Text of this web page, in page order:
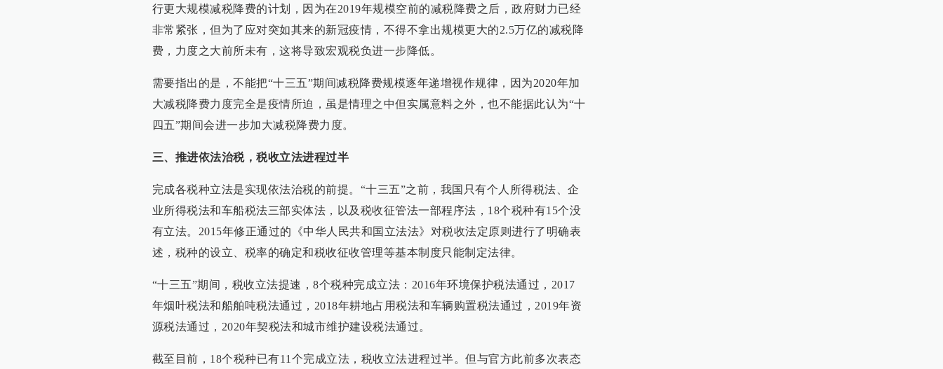
行更大规模减税降费的计划，因为在2019年规模空前的减税降费之后，政府财力已经
非常紧张，但为了应对突如其来的新冠疫情，不得不拿出规模更大的2.5万亿的减税降
费，力度之大前所未有，这将导致宏观税负进一步降低。
需要指出的是，不能把“十三五”期间减税降费规模逐年递增视作规律，因为2020年加
大减税降费力度完全是疫情所迫，虽是情理之中但实属意料之外，也不能据此认为“十
四五”期间会进一步加大减税降费力度。
三、推进依法治税，税收立法进程过半
完成各税种立法是实现依法治税的前提。“十三五”之前，我国只有个人所得税法、企
业所得税法和车船税法三部实体法，以及税收征管法一部程序法，18个税种有15个没
有立法。2015年修正通过的《中华人民共和国立法法》对税收法定原则进行了明确表
述，税种的设立、税率的确定和税收征收管理等基本制度只能制定法律。
“十三五”期间，税收立法提速，8个税种完成立法：2016年环境保护税法通过，2017
年烟叶税法和船舶吨税法通过，2018年耕地占用税法和车辆购置税法通过，2019年资
源税法通过，2020年契税法和城市维护建设税法通过。
截至目前，18个税种已有11个完成立法，税收立法进程过半。但与官方此前多次表态